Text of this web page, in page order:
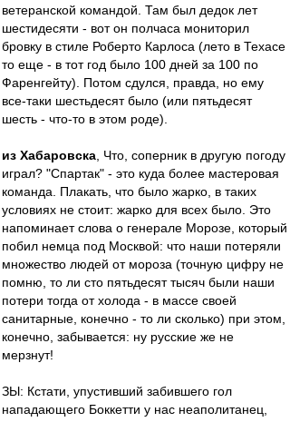
ветеранской командой. Там был дедок лет
шестидесяти - вот он полчаса мониторил
бровку в стиле Роберто Карлоса (лето в Техасе
то еще - в тот год было 100 дней за 100 по
Фаренгейту). Потом сдулся, правда, но ему
все-таки шестьдесят было (или пятьдесят
шесть - что-то в этом роде).
из Хабаровска , Что, соперник в другую погоду
играл? "Спартак" - это куда более мастеровая
команда. Плакать, что было жарко, в таких
условиях не стоит: жарко для всех было. Это
напоминает слова о генерале Морозе, который
побил немца под Москвой: что наши потеряли
множество людей от мороза (точную цифру не
помню, то ли сто пятьдесят тысяч были наши
потери тогда от холода - в массе своей
санитарные, конечно - то ли сколько) при этом,
конечно, забывается: ну русские же не
мерзнут!
ЗЫ: Кстати, упустивший забившего гол
нападающего Боккетти у нас неаполитанец,